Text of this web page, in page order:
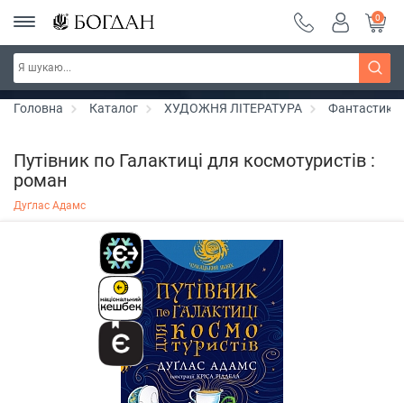
РОЗПРОДАЖ ~ 150 грн ~ 200 грн ~ 250 грн ~
300 грн ~ РОЗПРОДАЖ
Дізнатись більше
0
Головна Каталог ХУДОЖНЯ ЛІТЕРАТУРА Фантастика
Путівник по Галактиці для космотуристів :
роман
Дуґлас Адамс